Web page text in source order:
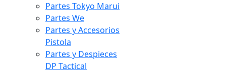
Partes Tokyo Marui
Partes We
Partes y Accesorios
Pistola
Partes y Despieces
DP Tactical